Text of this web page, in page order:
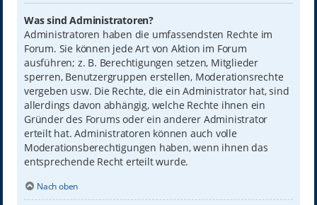
Was sind Administratoren?
Administratoren haben die umfassendsten Rechte im
Forum. Sie können jede Art von Aktion im Forum
ausführen; z. B. Berechtigungen setzen, Mitglieder
sperren, Benutzergruppen erstellen, Moderationsrechte
vergeben usw. Die Rechte, die ein Administrator hat, sind
allerdings davon abhängig, welche Rechte ihnen ein
Gründer des Forums oder ein anderer Administrator
erteilt hat. Administratoren können auch volle
Moderationsberechtigungen haben, wenn ihnen das
entsprechende Recht erteilt wurde.
Nach oben